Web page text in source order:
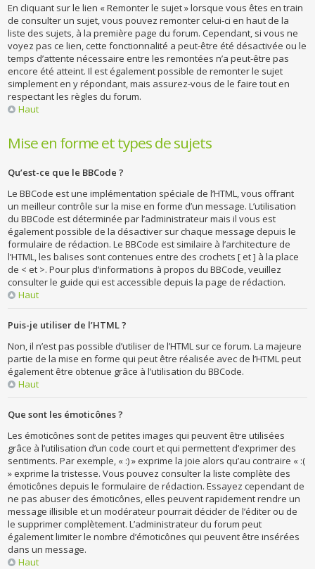
En cliquant sur le lien « Remonter le sujet » lorsque vous êtes en train
de consulter un sujet, vous pouvez remonter celui-ci en haut de la
liste des sujets, à la première page du forum. Cependant, si vous ne
voyez pas ce lien, cette fonctionnalité a peut-être été désactivée ou le
temps d’attente nécessaire entre les remontées n’a peut-être pas
encore été atteint. Il est également possible de remonter le sujet
simplement en y répondant, mais assurez-vous de le faire tout en
respectant les règles du forum.
Haut
Mise en forme et types de sujets
Qu’est-ce que le BBCode ?
Le BBCode est une implémentation spéciale de l’HTML, vous offrant
un meilleur contrôle sur la mise en forme d’un message. L’utilisation
du BBCode est déterminée par l’administrateur mais il vous est
également possible de la désactiver sur chaque message depuis le
formulaire de rédaction. Le BBCode est similaire à l’architecture de
l’HTML, les balises sont contenues entre des crochets [ et ] à la place
de < et >. Pour plus d’informations à propos du BBCode, veuillez
consulter le guide qui est accessible depuis la page de rédaction.
Haut
Puis-je utiliser de l’HTML ?
Non, il n’est pas possible d’utiliser de l’HTML sur ce forum. La majeure
partie de la mise en forme qui peut être réalisée avec de l’HTML peut
également être obtenue grâce à l’utilisation du BBCode.
Haut
Que sont les émoticônes ?
Les émoticônes sont de petites images qui peuvent être utilisées
grâce à l’utilisation d’un code court et qui permettent d’exprimer des
sentiments. Par exemple, « :) » exprime la joie alors qu’au contraire « :(
» exprime la tristesse. Vous pouvez consulter la liste complète des
émoticônes depuis le formulaire de rédaction. Essayez cependant de
ne pas abuser des émoticônes, elles peuvent rapidement rendre un
message illisible et un modérateur pourrait décider de l’éditer ou de
le supprimer complètement. L’administrateur du forum peut
également limiter le nombre d’émoticônes qui peuvent être insérées
dans un message.
Haut